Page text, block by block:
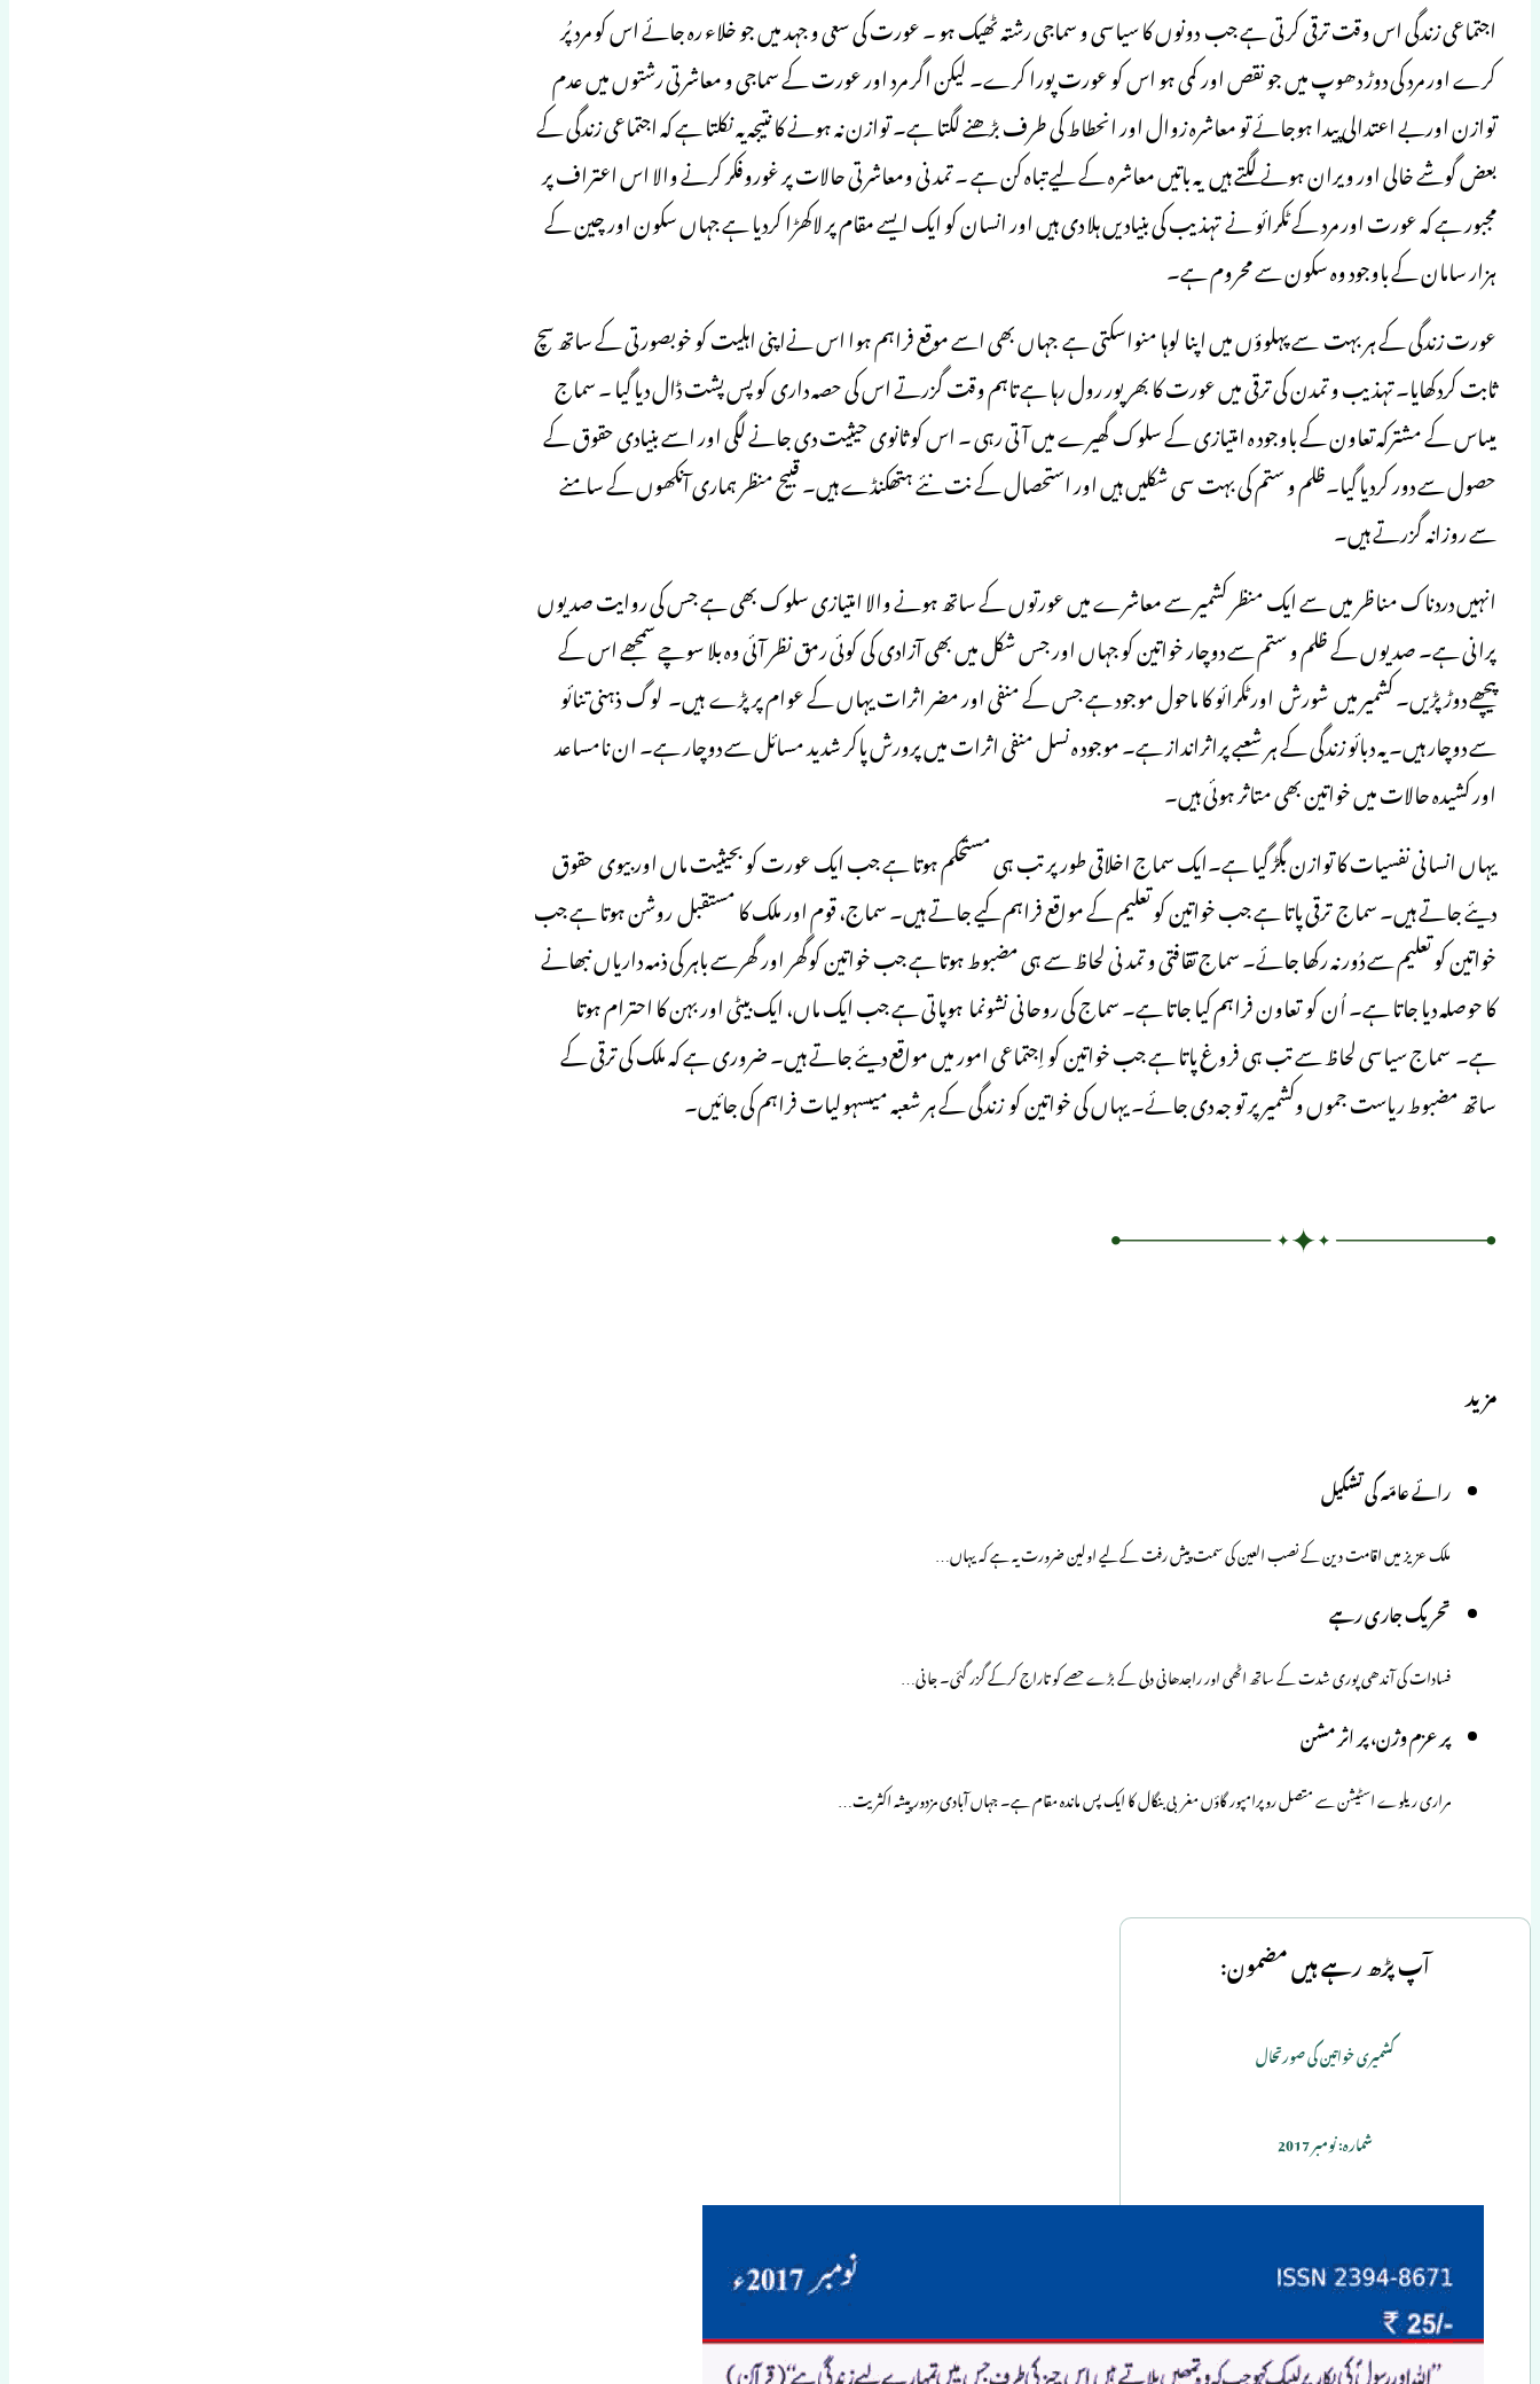
اجتماعی زندگی اس وقت ترقی کرتی ہے جب دونوں کا سیاسی و سماجی رشتہ ٹھیک ہو ۔ عورت کی سعی و جہد میں جو خلاء رہ جائے اس کو مرد پُر
کرے اور مرد کی دوڑ دھوپ میں جو نقص اور کمی ہو اس کو عورت پورا کرے۔ لیکن اگر مرد اور عورت کے سماجی و معاشرتی رشتوں میں عدم
توازن اوربے اعتدالی پیدا ہوجائے تو معاشرہ زوال اور انحطاط کی طرف بڑھنے لگتا ہے۔ توازن نہ ہونے کا نتیجہ یہ نکلتا ہے کہ اجتماعی زندگی کے
بعض گوشے خالی اور ویران ہونے لگتے ہیں یہ باتیں معاشرہ کے لیے تباہ کن ہے ۔ تمدنی ومعاشرتی حالات پر غوروفکر کرنے والا اس اعتراف پر
مجبور ہے کہ عورت اور مرد کے ٹکرائو نے تہذیب کی بنیادیں ہلا دی ہیں اور انسان کو ایک ایسے مقام پر لاکھڑا کردیا ہے جہاں سکون اور چین کے
ہزار سامان کے باوجود وہ سکون سے محروم ہے۔
عورت زندگی کے ہر بہت سے پہلوؤں میں اپنا لوہا منواسکتی ہے جہاں بھی اسے موقع فراہم ہوا اس نےاپنی اہلیت کو خوبصورتی کے ساتھ سچ
ثابت کردکھایا۔ تہذیب و تمدن کی ترقی میں عورت کا بھر پور رول رہا ہے تاہم وقت گزرتے اس کی حصہ داری کو پس پشت ڈال دیا گیا ۔ سماج
میںاس کے مشترکہ تعاون کے باوجود ہ امتیازی کے سلوک گھیرے میں آتی رہی ۔ اس کو ثانوی حیثیت دی جانے لگی اور اسے بنیادی حقوق کے
حصول سے دور کردیا گیا۔ظلم و ستم کی بہت سی شکلیں ہیں اور استحصال کے نت نئے ہتھکنڈے ہیں۔ قبیح منظر ہماری آنکھوں کے سامنے
سے روزانہ گزرتے ہیں۔
انہیں دردناک مناظر میں سے ایک منظر کشمیر سے معاشرے میں عورتوں کے ساتھ ہونے والا امتیازی سلوک بھی ہے جس کی روایت صدیوں
پرانی ہے۔ صدیوں کے ظلم و ستم سے دوچار خواتین کو جہاں اور جس شکل میں بھی آزادی کی کوئی رمق نظر آئی وہ بلا سوچے سمجھے اس کے
پیچھے دوڑ پڑیں۔ کشمیر میں شورش اورٹکرائو کا ماحول موجود ہے جس کے منفی اور مضر اثرات یہاں کے عوام پر پڑے ہیں۔ لوگ ذہنی تنائو
سے دوچار ہیں۔ یہ دبائو زندگی کے ہر شعبے پراثرانداز ہے۔ موجود ہ نسل منفی اثرات میں پرورش پاکر شدید مسائل سے دوچار ہے۔ ان نامساعد
اور کشیدہ حالات میں خواتین بھی متاثر ہوئی ہیں۔
یہاں انسانی نفسیات کا توازن بگڑ گیا ہے۔ایک سماج اخلاقی طور پر تب ہی مستحکم ہوتا ہے جب ایک عورت کو بحیثیت ماں اور بیوی حقوق
دیئے جاتے ہیں۔ سماج ترقی پاتا ہے جب خواتین کو تعلیم کے مواقع فراہم کیے جاتے ہیں۔ سماج، قوم اور ملک کا مستقبل روشن ہوتا ہے جب
خواتین کو تعلیم سے دُور نہ رکھا جائے۔ سماج تقافتی و تمدنی لحاظ سے ہی مضبوط ہوتا ہے جب خواتین کوگھر اور گھرسے باہر کی ذمہ داریاں نبھانے
کا حوصلہ دیا جاتا ہے۔ اُن کو تعاون فراہم کیا جاتا ہے۔ سماج کی روحانی نشونما ہوپاتی ہے جب ایک ماں، ایک بیٹی اور بہن کا احترام ہوتا
ہے۔ سماج سیاسی لحاظ سے تب ہی فروغ پاتا ہے جب خواتین کو اِجتماعی امور میں مواقع دیئے جاتے ہیں۔ ضروری ہے کہ ملک کی ترقی کے
ساتھ مضبوط ریاست جموں وکشمیر پر تو جہ دی جائے۔ یہاں کی خواتین کو زندگی کے ہر شعبہ میںسہولیات فراہم کی جائیں۔
مزید
رائے عامّہ کی تشکیل
ملک عزیز میں اقامت دین کے نصب العین کی سمت پیش رفت کے لیے اولین ضرورت یہ ہے کہ یہاں…
تحریک جاری رہے
فسادات کی آندھی پوری شدت کے ساتھ اٹھی اور راجدھانی دلی کے بڑے حصے کو تاراج کرکے گزر گئی۔ جانی…
پرعزم وژن، پر اثر مشن
مراری ریلوے اسٹیشن سے متصل روپرامپور گاؤں مغربی بنگال کا ایک پس ماندہ مقام ہے۔ جہاں آبادی مزدور پیشہ اکثریت…
آپ پڑھ رہے ہیں مضمون:
کشمیری خواتین کی صورتحال
شمارہ: نومبر 2017